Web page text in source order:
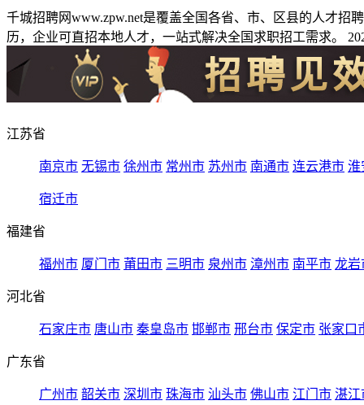
千城招聘网www.zpw.net是覆盖全国各省、市、区县的人才
历，企业可直招本地人才，一站式解决全国求职招工需求。
江苏省
南京市 无锡市 徐州市 常州市 苏州市 南通市 连云港市 淮
宿迁市
福建省
福州市 厦门市 莆田市 三明市 泉州市 漳州市 南平市 龙岩
河北省
石家庄市 唐山市 秦皇岛市 邯郸市 邢台市 保定市 张家口
广东省
广州市 韶关市 深圳市 珠海市 汕头市 佛山市 江门市 湛江